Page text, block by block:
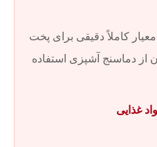
کاملاً دقیقی برای پخت
از دماسنج آشپزی استفاده
غذایی